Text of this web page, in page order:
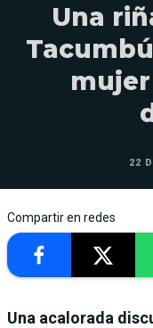
Una
22
Compartir en redes
Una acalorada